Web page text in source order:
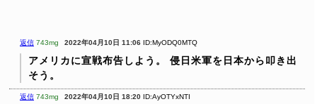
返信 743mg 2022年04月10日 11:06 ID:MyODQ0MTQ
アメリカに宣戦布告しよう。
侵日米軍を日本から叩き出
そう。
返信 743mg 2022年04月10日 18:20 ID:AyOTYxNTI